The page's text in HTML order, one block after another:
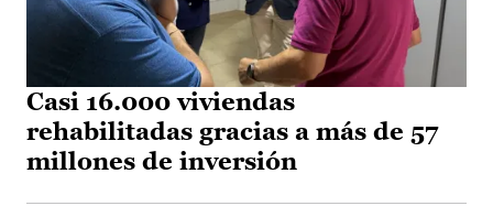
Casi 16.000 viviendas
rehabilitadas gracias a más de 57
millones de inversión